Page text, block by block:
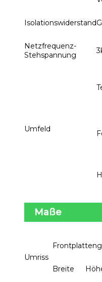
Isolationswiderstand
Netzfrequenz-
Stehspannung
Umfeld
Maße
Umriss
Breite